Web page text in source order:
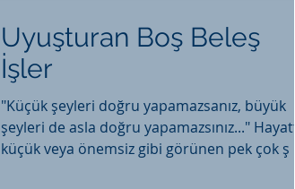
Uyuşturan Boş Beleş
İşler
"Küçük şeyleri doğru yapamazsanız, büyük
şeyleri de asla doğru yapamazsınız..." Hayatta
küçük veya önemsiz gibi görünen pek çok ş